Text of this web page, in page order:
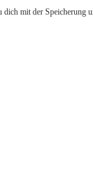
mit der Speicherung